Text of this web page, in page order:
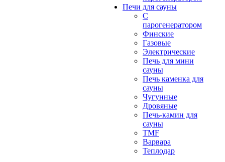
Печи для сауны
С
парогенератором
Финские
Газовые
Электрические
Печь для мини
сауны
Печь каменка для
сауны
Чугунные
Дровяные
Печь-камин для
сауны
TMF
Варвара
Теплодар